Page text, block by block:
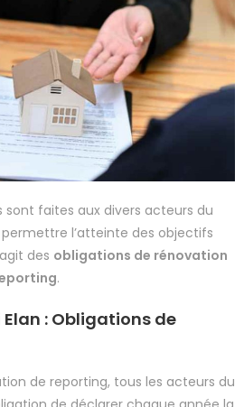
sont faites aux divers acteurs du
l’atteinte des objectifs
des obligations de rénovation
.
: Obligations de
de reporting, tous les acteurs du